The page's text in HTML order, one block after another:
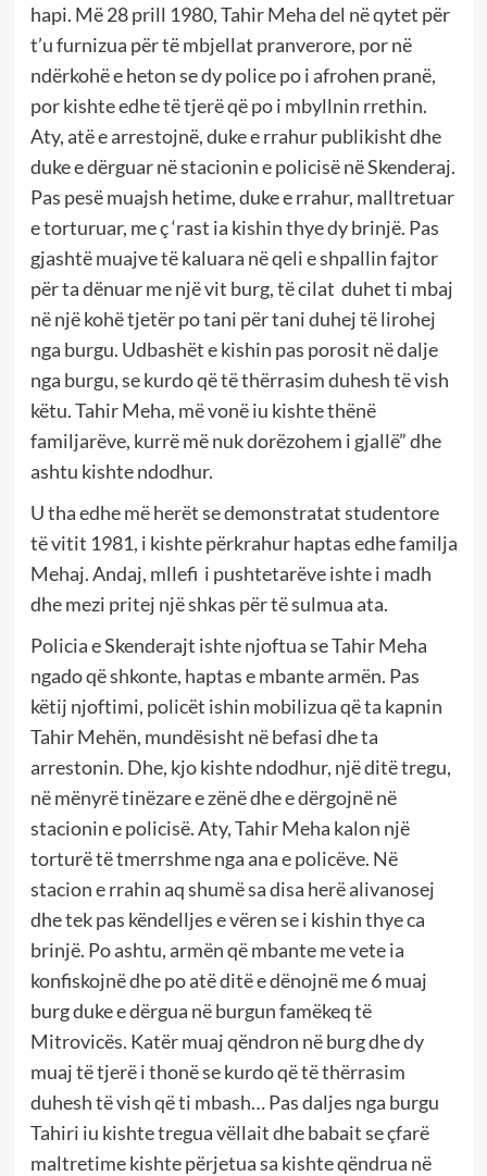
hapi. Më 28 prill 1980, Tahir Meha del në qytet për
t’u furnizua për të mbjellat pranverore, por në
ndërkohë e heton se dy police po i afrohen pranë,
por kishte edhe të tjerë që po i mbyllnin rrethin.
Aty, atë e arrestojnë, duke e rrahur publikisht dhe
duke e dërguar në stacionin e policisë në Skenderaj.
Pas pesë muajsh hetime, duke e rrahur, malltretuar
e torturuar, me ç ‘rast ia kishin thye dy brinjë. Pas
gjashtë muajve të kaluara në qeli e shpallin fajtor
për ta dënuar me një vit burg, të cilat duhet ti mbaj
në një kohë tjetër po tani për tani duhej të lirohej
nga burgu. Udbashët e kishin pas porosit në dalje
nga burgu, se kurdo që të thërrasim duhesh të vish
këtu. Tahir Meha, më vonë iu kishte thënë
familjarëve, kurrë më nuk dorëzohem i gjallë” dhe
ashtu kishte ndodhur.
U tha edhe më herët se demonstratat studentore
të vitit 1981, i kishte përkrahur haptas edhe familja
Mehaj. Andaj, mllefi i pushtetarëve ishte i madh
dhe mezi pritej një shkas për të sulmua ata.
Policia e Skenderajt ishte njoftua se Tahir Meha
ngado që shkonte, haptas e mbante armën. Pas
këtij njoftimi, policët ishin mobilizua që ta kapnin
Tahir Mehën, mundësisht në befasi dhe ta
arrestonin. Dhe, kjo kishte ndodhur, një ditë tregu,
në mënyrë tinëzare e zënë dhe e dërgojnë në
stacionin e policisë. Aty, Tahir Meha kalon një
torturë të tmerrshme nga ana e policëve. Në
stacion e rrahin aq shumë sa disa herë alivanosej
dhe tek pas këndelljes e vëren se i kishin thye ca
brinjë. Po ashtu, armën që mbante me vete ia
konfiskojnë dhe po atë ditë e dënojnë me 6 muaj
burg duke e dërgua në burgun famëkeq të
Mitrovicës. Katër muaj qëndron në burg dhe dy
muaj të tjerë i thonë se kurdo që të thërrasim
duhesh të vish që ti mbash… Pas daljes nga burgu
Tahiri iu kishte tregua vëllait dhe babait se çfarë
maltretime kishte përjetua sa kishte qëndrua në